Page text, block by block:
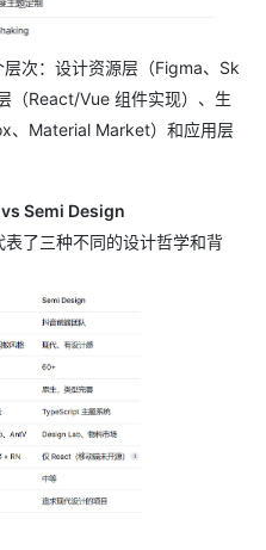
次：设计资源层（Figma、Sk
（React/Vue 组件实现）、生
、Material Market）和应用层
Semi Design
了三种不同的设计哲学和背